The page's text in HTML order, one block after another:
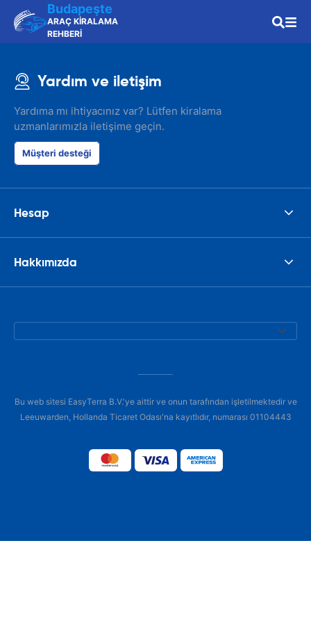
Budapeşte
ARAÇ KİRALAMA
REHBERİ
Yardım ve iletişim
Yardıma mı ihtiyacınız var? Lütfen kiralama
uzmanlarımızla iletişime geçin.
Müşteri desteği
Hesap
Hakkımızda
Bu web sitesi EasyTerra B.V.'ye aittir ve onun tarafından işletilmektedir ve
Leeuwarden, Hollanda Ticaret Odası'na kayıtlıdır, numarası 01104443